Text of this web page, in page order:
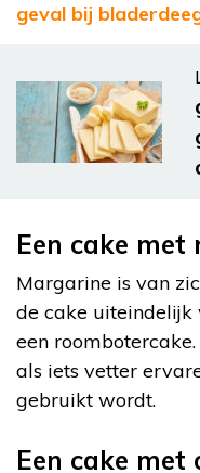
geval bij
Een cake
Margarine is van
de cake
een
als iets vetter
gebruikt wordt.
Een cake met